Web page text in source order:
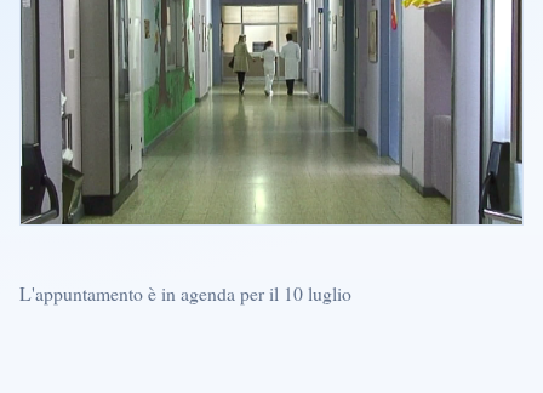
L'appuntamento è in agenda per il 10 luglio